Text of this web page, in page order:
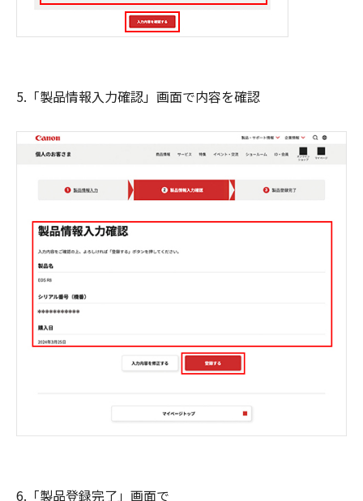
5.「製品情報入力確認」画面で内容を確認
6.「製品登録完了」画面で